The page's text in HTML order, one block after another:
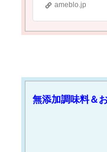
ameblo.jp
無添加調味料＆